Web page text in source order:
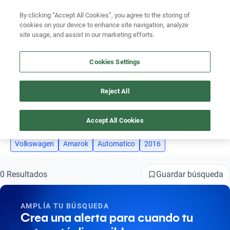
Ubicación
AUTOS VOLKSWAGEN - VW AMAROK AÑO 2016 AUTOMÁTICO
Busca por versión
Busca por marca
Busca por modelo
4
Volkswagen Amarok Automatico 2016
0 Resultados Guardar búsqueda
AMPLÍA TU BÚSQUEDA
Crea una alerta para cuando tu
By clicking “Accept All Cookies”, you agree to the storing of
cookies on your device to enhance site navigation, analyze
site usage, and assist in our marketing efforts.
Cookies Settings
Reject All
Accept All Cookies